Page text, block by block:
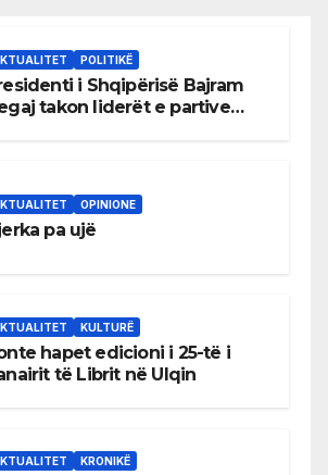
POLITIKË
i Shqipërisë Bajram
takon liderët e partive
OPINIONE
pa ujë
KULTURË
hapet edicioni i 25-të i
të Librit në Ulqin
KRONIKË